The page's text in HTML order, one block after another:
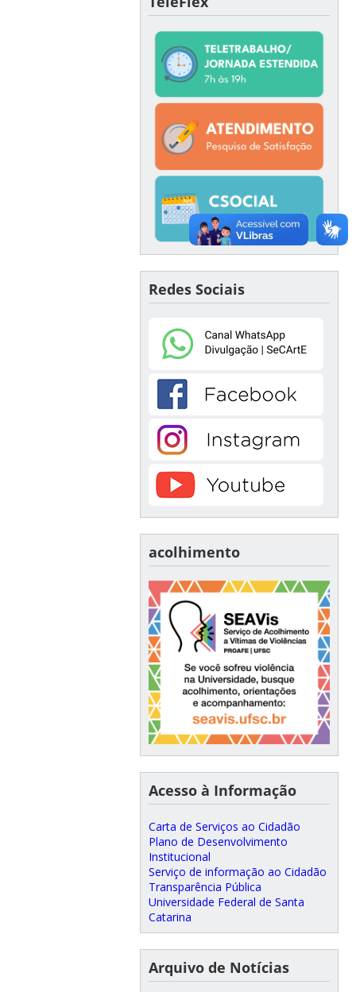
Redes Sociais
acolhimento
Acesso à Informação
Carta de Serviços ao Cidadão
Plano de Desenvolvimento
Institucional
Serviço de informação ao Cidadão
Transparência Pública
Universidade Federal de Santa
Catarina
Arquivo de Notícias